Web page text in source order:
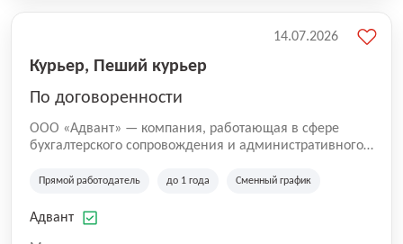
Курьер, Пеший курьер
По договоренности
ООО «Адвант» — компания, работающая в сфере
бухгалтерского сопровождения и административного
зарегистрирована в Санкт-Петербурге и
лиц и коммерческих организаций.
Прямой работодатель до 1 года Сменный график
Адвант
14.07.2026